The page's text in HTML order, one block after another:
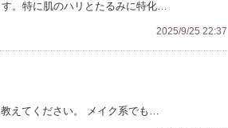
。特に肌のハリとたるみに特化…
2025/9/25 22:37
えてください。 メイク系でも…